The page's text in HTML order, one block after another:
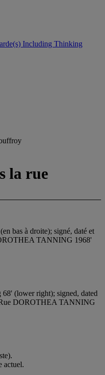
Including Thinking
la rue
bas à droite); signé, daté et
TANNING 1968'
68' (lower right); signed, dated
Rue DOROTHEA TANNING
actuel.